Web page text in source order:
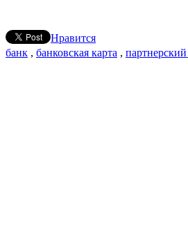
Нравится
банк , банковская карта ,